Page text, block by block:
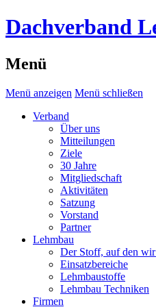
Dachverband
Menü
Menü anzeigen Menü schließen
Verband
Über uns
Mitteilungen
Ziele
30 Jahre
Mitgliedschaft
Aktivitäten
Satzung
Vorstand
Partner
Lehmbau
Der Stoff, auf den wir
Einsatzbereiche
Lehmbaustoffe
Lehmbau Techniken
Firmen